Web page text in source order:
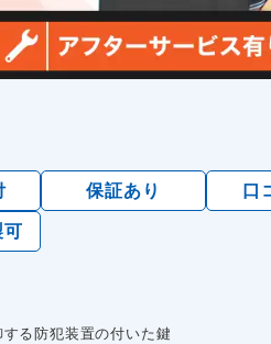
保証あり 口
可
る防犯装置の付いた鍵